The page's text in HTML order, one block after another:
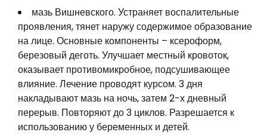
мазь Вишневского. Устраняет воспалительные
проявления, тянет наружу содержимое образование
на лице. Основные компоненты – ксероформ,
березовый деготь. Улучшает местный кровоток,
оказывает противомикробное, подсушивающее
влияние. Лечение проводят курсом. 3 дня
накладывают мазь на ночь, затем 2-х дневный
перерыв. Повторяют до 3 циклов. Разрешается к
использованию у беременных и детей.